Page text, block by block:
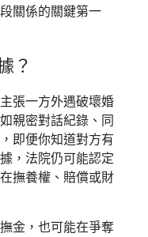
關係的關鍵第一
？
張一方外遇破壞婚
親密對話紀錄、同
即便你知道對方有
，法院仍可能認定
撫養權、賠償或財
金，也可能在爭奪